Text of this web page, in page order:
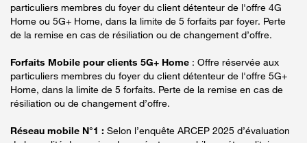
particuliers membres du foyer du client détenteur de l'offre 4G
Home ou 5G+ Home, dans la limite de 5 forfaits par foyer. Perte
de la remise en cas de résiliation ou de changement d’offre.
Forfaits Mobile pour clients 5G+ Home : Offre réservée aux
particuliers membres du foyer du client détenteur de l'offre 5G+
Home, dans la limite de 5 forfaits. Perte de la remise en cas de
résiliation ou de changement d’offre.
Réseau mobile N°1 : Selon l’enquête ARCEP 2025 d’évaluation